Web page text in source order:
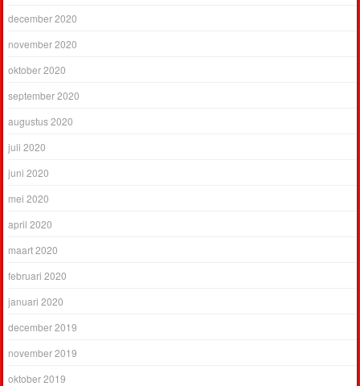
december 2020
november 2020
oktober 2020
september 2020
augustus 2020
juli 2020
juni 2020
mei 2020
april 2020
maart 2020
februari 2020
januari 2020
december 2019
november 2019
oktober 2019